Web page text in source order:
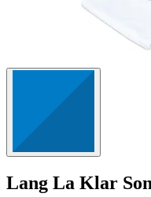
Lang La Klar